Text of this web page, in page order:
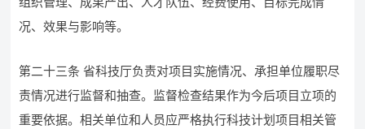
况、效果与影响等。
第二十三条 省科技厅负责对项目实施情况、承担单位履职尽
责情况进行监督和抽查。监督检查结果作为今后项目立项的
重要依据。相关单位和人员应严格执行科技计划项目相关管